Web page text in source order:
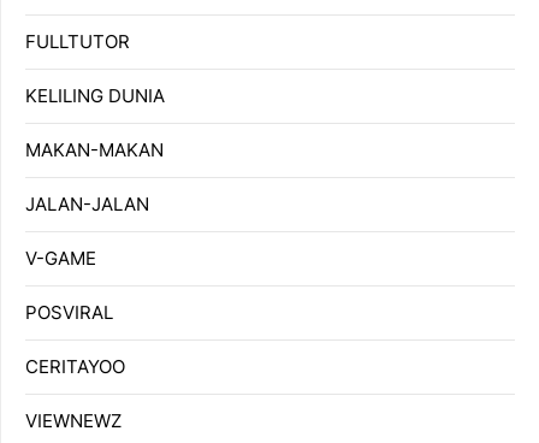
FULLTUTOR
KELILING DUNIA
MAKAN-MAKAN
JALAN-JALAN
V-GAME
POSVIRAL
CERITAYOO
VIEWNEWZ